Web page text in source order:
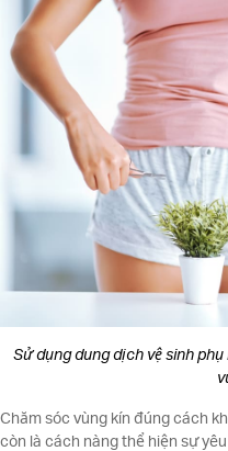
Sử dụng dung dịch vệ sinh
Chăm sóc vùng kín đúng cách
còn là cách nàng thể hiện sự